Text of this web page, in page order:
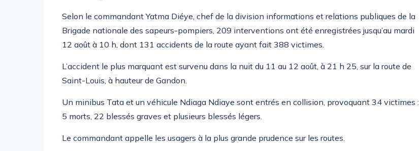
Selon le commandant Yatma Diéye, chef de la division informations et relations publiques de la
Brigade nationale des sapeurs-pompiers, 209 interventions ont été enregistrées jusqu’au mardi
12 août à 10 h, dont 131 accidents de la route ayant fait 388 victimes.
L’accident le plus marquant est survenu dans la nuit du 11 au 12 août, à 21 h 25, sur la route de
Saint-Louis, à hauteur de Gandon.
Un minibus Tata et un véhicule Ndiaga Ndiaye sont entrés en collision, provoquant 34 victimes :
5 morts, 22 blessés graves et plusieurs blessés légers.
Le commandant appelle les usagers à la plus grande prudence sur les routes.